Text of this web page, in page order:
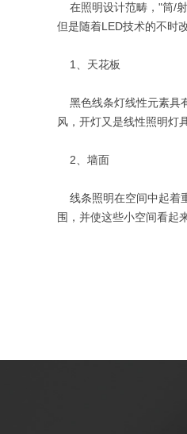
在照明设计范畴，"筒/射
但是随着LED技术的不时
1、天花板
黑色线条灯线性元素具
风，开灯又是线性照明灯具
2、墙面
线条照明在空间中起着
围，并使这些小空间看起